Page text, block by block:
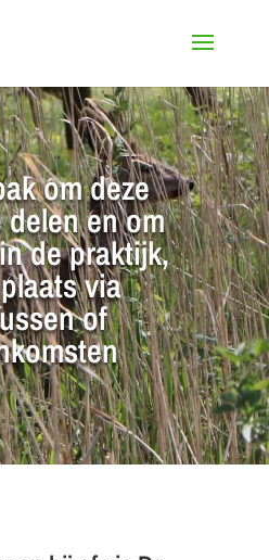
om deze
en om
de praktijk,
via
of